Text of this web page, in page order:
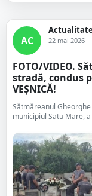
AC
Actualitate
22 mai 2026
FOTO/VIDEO.
stradă, condus
VEȘNICĂ!
Sătmăreanul
municipiul Satu Mare,